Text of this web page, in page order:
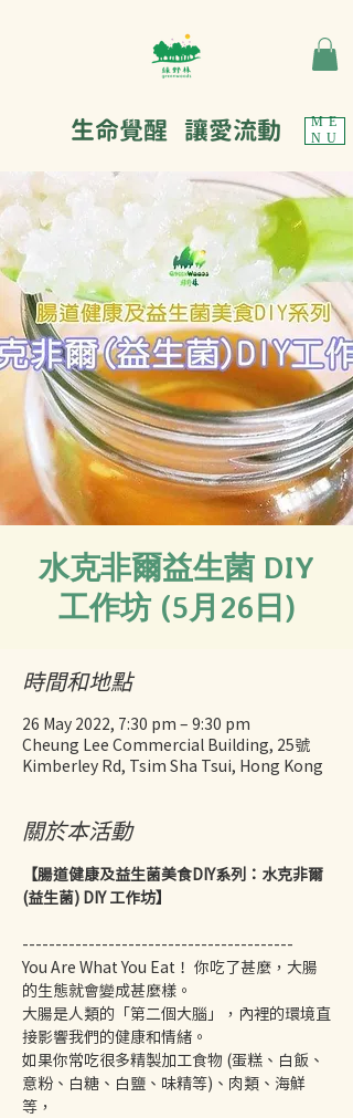
ME
NU
生命覺醒 讓愛流動
水克非爾益生菌 DIY
工作坊 (5月26日)
時間和地點
26 May 2022, 7:30 pm – 9:30 pm
Cheung Lee Commercial Building, 25號
Kimberley Rd, Tsim Sha Tsui, Hong Kong
關於本活動
【腸道健康及益生菌美食DIY系列：水克非爾
(益生菌) DIY 工作坊】
-----------------------------------------
You Are What You Eat！ 你吃了甚麼，大腸
的生態就會變成甚麼樣。
大腸是人類的「第二個大腦」，內裡的環境直
接影響我們的健康和情緒。
如果你常吃很多精製加工食物 (蛋糕、白飯、
意粉、白糖、白鹽、味精等)、肉類、海鮮
等，